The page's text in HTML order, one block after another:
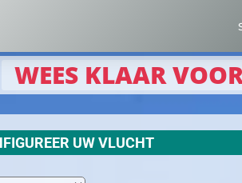
WEES KLAAR
UW VLUCHT